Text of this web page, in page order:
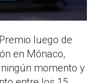
luego de
en Mónaco,
momento y